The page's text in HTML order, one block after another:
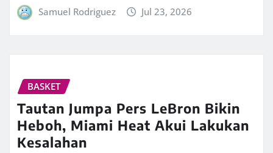
Samuel Rodriguez Jul 23, 2026
BASKET
Tautan Jumpa Pers LeBron Bikin
Heboh, Miami Heat Akui Lakukan
Kesalahan